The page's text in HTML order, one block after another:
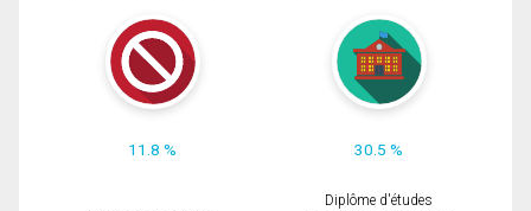
11.8 % 30.5 %
Diplôme d'études